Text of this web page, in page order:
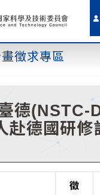
徵求專區
德(NSTC-
赴德國研修
徵